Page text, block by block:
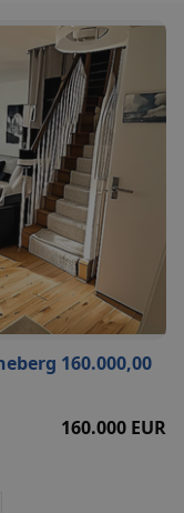
160.000,00
160.000 EUR